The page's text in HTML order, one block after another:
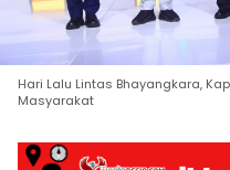
Hari Lalu Lintas Bhayangkara,
Masyarakat